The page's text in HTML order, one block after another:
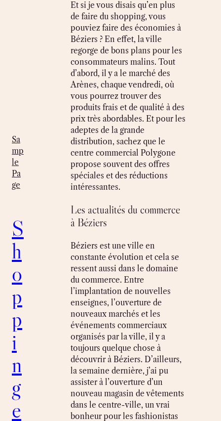
Sa
mp
le
Pa
ge
S
h
o
p
p
i
n
g
e
Et si je vous disais qu’en plus
de faire du shopping, vous
pouviez faire des économies à
Béziers ? En effet, la ville
regorge de bons plans pour les
consommateurs malins. Tout
d’abord, il y a le marché des
Arènes, chaque vendredi, où
vous pourrez trouver des
produits frais et de qualité à des
prix très abordables. Et pour les
adeptes de la grande
distribution, sachez que le
centre commercial Polygone
propose souvent des offres
spéciales et des réductions
intéressantes.
Les actualités du commerce
à Béziers
Béziers est une ville en
constante évolution et cela se
ressent aussi dans le domaine
du commerce. Entre
l’implantation de nouvelles
enseignes, l’ouverture de
nouveaux marchés et les
événements commerciaux
organisés par la ville, il y a
toujours quelque chose à
découvrir à Béziers. D’ailleurs,
la semaine dernière, j’ai pu
assister à l’ouverture d’un
nouveau magasin de vêtements
dans le centre-ville, un vrai
bonheur pour les fashionistas